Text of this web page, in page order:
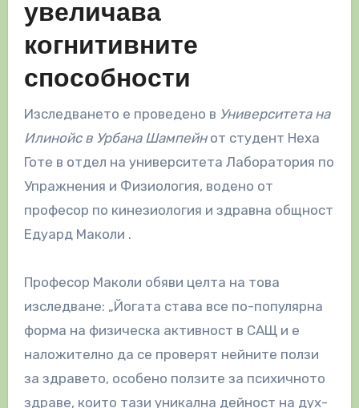
увеличава
когнитивните
способности
Изследването е проведено в Университета на
Илинойс в Урбана Шампейнот студент Неха
Готе в отдел на университета Лаборатория по
Упражнения и Физиология, водено от
професор по кинезиология и здравна общност
Едуард Маколи .
Професор Маколи обяви целта на това
изследване: „Йогата става все по-популярна
форма на физическа активност в САЩ и е
наложително да се проверят нейните ползи
за здравето, особено ползите за психичното
здраве, които тази уникална дейност на дух-